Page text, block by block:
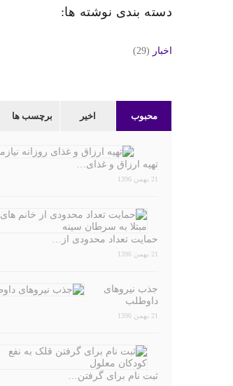
دسته بندی نوشته ها:
اخبار (29)
محبوب اخیر برچسب ها
تهیه ارزاق و غذای…
21 بهمن 1396
حمایت تعداد محدودی از…
21 بهمن 1396
جذب نیروهای
داوطلب
21 بهمن 1396
ثبت نام برای گرفتن…